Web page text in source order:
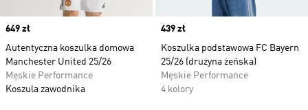
Price
649 zł
Autentyczna koszulka domowa
Manchester United 25/26
Męskie Performance
Koszula zawodnika
Price
439 zł
Koszulka podstawowa FC Bayern
25/26 (drużyna żeńska)
Męskie Performance
4 kolory